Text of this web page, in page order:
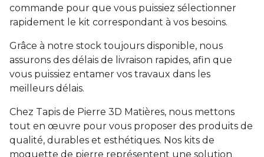
commande pour que vous puissiez sélectionner
rapidement le kit correspondant à vos besoins.
Grâce à notre stock toujours disponible, nous
assurons des délais de livraison rapides, afin que
vous puissiez entamer vos travaux dans les
meilleurs délais.
Chez Tapis de Pierre 3D Matières, nous mettons
tout en œuvre pour vous proposer des produits de
qualité, durables et esthétiques. Nos kits de
moquette de pierre représentent une solution